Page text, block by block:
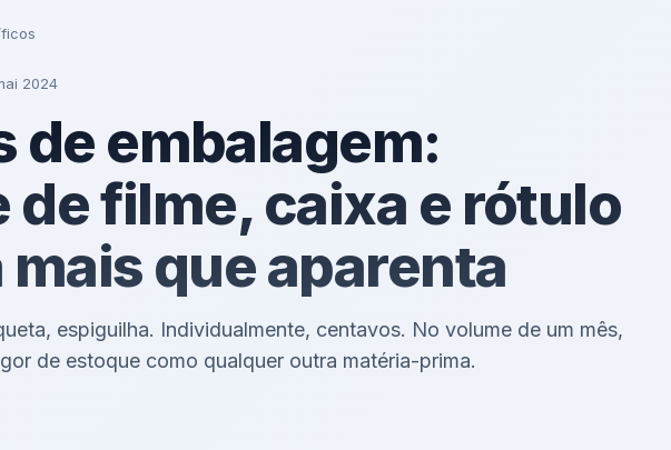
2024
de embalagem:
filme, caixa e rótulo
que aparenta
espiguilha. Individualmente, centavos. No volume de um mês,
de estoque como qualquer outra matéria-prima.